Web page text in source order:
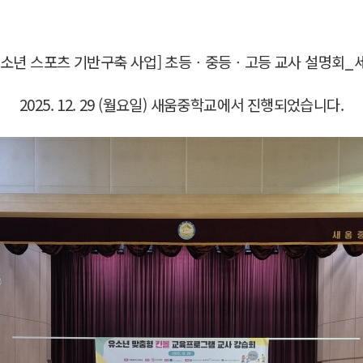
년 스포츠 기반구축 사업] 초등ㆍ중등ㆍ고등 교사 설명회_
2025. 12. 29 (월요일) 새움중학교에서 진행되었습니다.